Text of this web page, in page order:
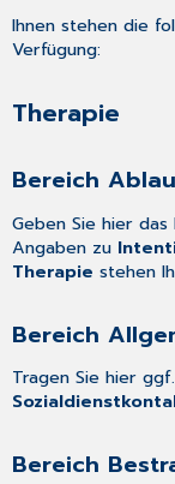
Ihnen stehen die
Verfügung:
Therapie
Bereich
Geben Sie hier das
Angaben zu
Therapie stehen
Bereich
Tragen Sie hier
Bereich